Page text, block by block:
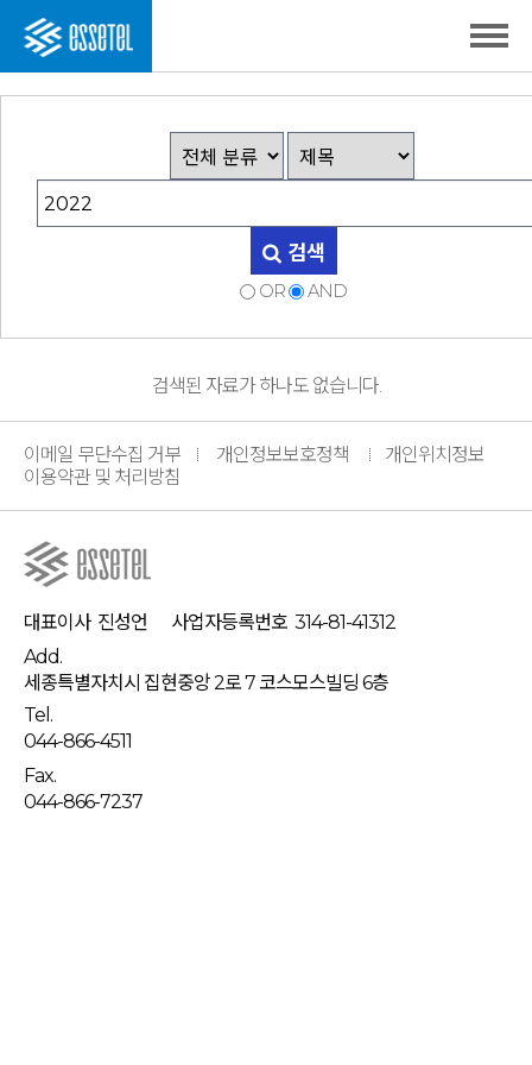
검색
OR AND
검색된 자료가 하나도 없습니다.
이메일 무단수집 거부 개인정보보호정책
개인위치정보
이용약관 및 처리방침
대표이사 진성언 사업자등록번호 314-81-41312
Add.
세종특별자치시 집현중앙 2로 7 코스모스빌딩 6층
Tel.
044-866-4511
Fax.
044-866-7237